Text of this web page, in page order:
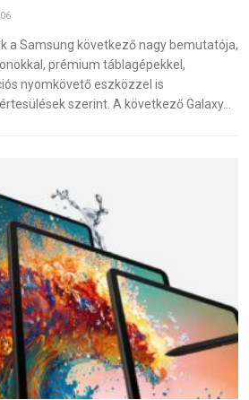
a Samsung következő nagy bemutatója,
prémium táblagépekkel,
nyomkövető eszközzel is
szerint. A következő Galaxy…